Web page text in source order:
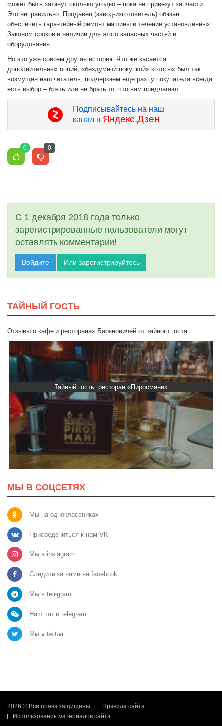
может быть затянут сколько угодно – пока не привезут запчасти.
Это неправильно. Продавец (завод-изготовитель) обязан
обеспечить гарантийный ремонт машины в течение установленных
Законом сроков и наличие для этого запасных частей и
оборудования.
Но это уже совсем другая история. Что же касается
дополнительных опций, «бездумной покупкой» которых был так
возмущен наш читатель, подчеркнем еще раз: у покупателя всегда
есть выбор – брать или не брать то, что вам предлагают.
Подписывайтесь на наш
канал в Яндекс.Дзен
0 0
С 1 декабря 2018 года только
зарегистрированные пользователи могут
оставлять комментарии!
Войдите Или зарегистрируйтесь
ТАЙНЫЙ ГОСТЬ
Отзывы о кафе и ресторанах Барановичей от тайного гостя.
Тайный гость: ресторан «Пиросмани»
МЫ В СОЦСЕТЯХ
Мы на одноклассниках
Присоедениться к нам VK
Мы в instagram
Следите за нами на facebook
Мы в telegram
Наш чат в telegram
Мы в twitter
2026 © Все права защищены
Правила сайта
Использование материалов сайта